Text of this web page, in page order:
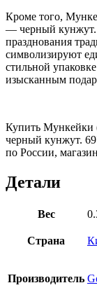
Кроме того,
— черный кунжут.
празднования
символизируют
стильной
изысканным
Купить Мункейки
черный кунжут.
по России,
Детали
Вес
Страна
Производитель